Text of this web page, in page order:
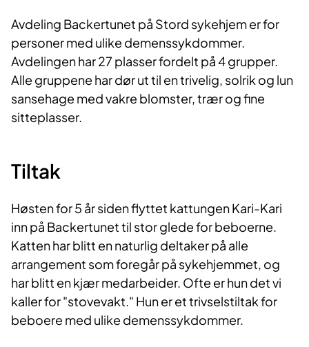
​Avdeling Backertunet på Stord sykehjem er for
personer med ulike demenssykdommer.
Avdelingen har 27 plasser fordelt på 4 grupper.
Alle gruppene har dør ut til en trivelig, solrik og lun
sansehage med vakre blomster, trær og fine
sitteplasser.
Tiltak
Høsten for 5 år siden flyttet kattungen Kari-Kari
inn på Backertunet til stor glede for beboerne.
Katten har blitt en naturlig deltaker på alle
arrangement som foregår på sykehjemmet, og
har blitt en kjær medarbeider. Ofte er hun det vi
kaller for "stovevakt." Hun er et trivselstiltak for
beboere med ulike demenssykdommer.